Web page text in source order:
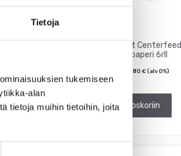
Tietoja
tukemiseen
alan
tietoja muihin tietoihin, joita
Satino Comfort Centerfeed
vetopyyhepaperi 6rll
39,80 €(alv 0%)
Lisää ostoskoriin